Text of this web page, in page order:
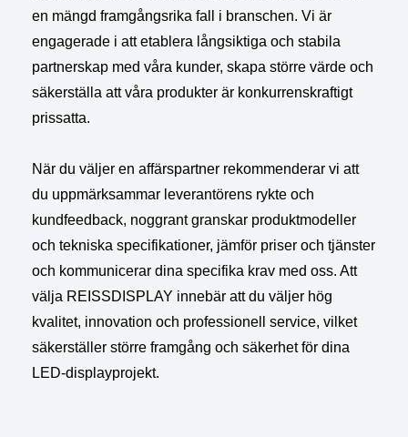
en mängd framgångsrika fall i branschen. Vi är
engagerade i att etablera långsiktiga och stabila
partnerskap med våra kunder, skapa större värde och
säkerställa att våra produkter är konkurrenskraftigt
prissatta.
När du väljer en affärspartner rekommenderar vi att
du uppmärksammar leverantörens rykte och
kundfeedback, noggrant granskar produktmodeller
och tekniska specifikationer, jämför priser och tjänster
och kommunicerar dina specifika krav med oss. Att
välja REISSDISPLAY innebär att du väljer hög
kvalitet, innovation och professionell service, vilket
säkerställer större framgång och säkerhet för dina
LED-displayprojekt.